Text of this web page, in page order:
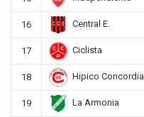
16 Central E.
17 Ciclista
18 Hipico Concordia
19 La Armonia